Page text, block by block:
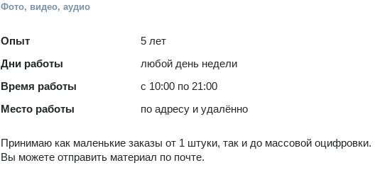
Фото, видео, аудио
Опыт
5 лет
Дни работы
любой день недели
Время работы
с 10:00 по 21:00
Место работы
по адресу и удалённо
Принимаю как маленькие заказы от 1 штуки, так и до массовой оцифровки.
Вы можете отправить материал по почте.